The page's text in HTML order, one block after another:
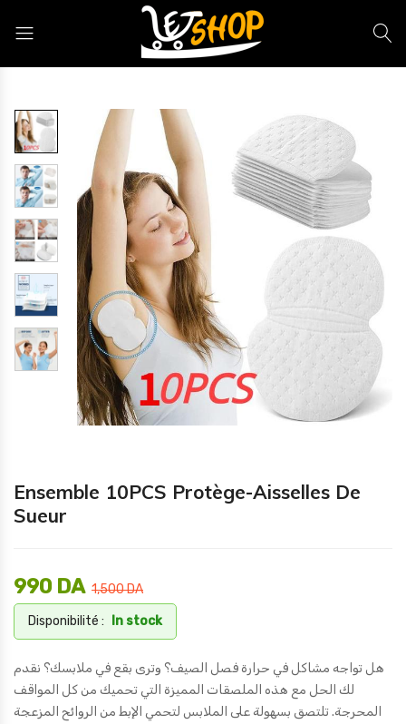
Ensemble 10PCS Protège-Aisselles De
Sueur
1,500DA
990 DA
Disponibilité : In stock
هل تواجه مشاكل في حرارة فصل الصيف؟ وترى بقع في ملابسك؟ نقدم
لك الحل مع هذه الملصقات المميزة التي تحميك من كل المواقف
المحرجة. تلتصق بسهولة على الملابس لتحمي الإبط من الروائح المزعجة